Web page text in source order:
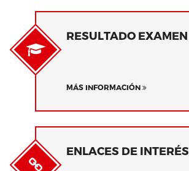
RESULTADO EXAMEN
MÁS INFORMACIÓN
ENLACES DE INTERÉS